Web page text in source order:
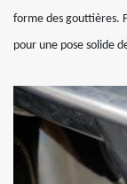
forme des gouttières.
pour une pose solide